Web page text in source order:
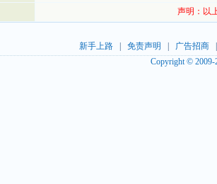
声明：以
新手上路| 免责声明 广告招商
Copyright ©